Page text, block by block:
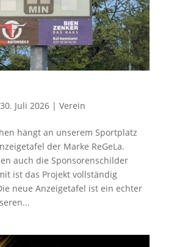
30. Juli 2026| Verein
hängt an unserem Sportplatz
der Marke ReGeLa.
auch die Sponsorenschilder
ist das Projekt vollständig
neue Anzeigetafel ist ein echter